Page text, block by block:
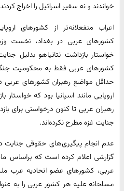
خواندند و نه سفیر اسرائیل را اخراج
اعراب منفعلانه‌تر از کشورهای
کشورهای عربی در بغداد، نخست
خواستار بازداشت نتانیاهو بدلیل
کشورهای عربی فقط به محکومیت
حداقل مواضع رهبران کشورهای
اروپایی مانند اسپانیا بود که خواستار
رهبران عربی تا کنون درخواستی برای
جنایت غزه مطرح نکرده‌اند.
عدم انجام پیگیری‌های حقوقی جنایت
عربی، کشورهای عضو اتحادیه عرب
مسلحانه علیه هر کشور عربی را به